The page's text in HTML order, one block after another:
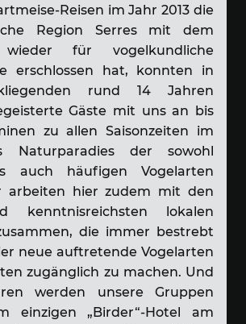
Reisen im Jahr 2013 die
Region Serres mit dem
wieder für vogelkundliche
erschlossen hat, konnten in
rund 14 Jahren
Gäste mit uns an bis
zu allen Saisonzeiten im
Naturparadies der sowohl
auch häufigen Vogelarten
arbeiten hier zudem mit den
kenntnisreichsten lokalen
die immer bestrebt
neue auftretende Vogelarten
zugänglich zu machen. Und
werden unsere Gruppen
einzigen „Birder“-Hotel am